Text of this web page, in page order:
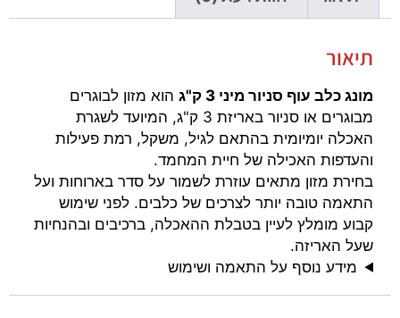
תיאור
מונג כלב עוף סניור מיני 3 ק"ג
הוא מזון לבוגרים
מבוגרים או סניור באריזת 3 ק"ג, המיועד לשגרת
האכלה יומיומית בהתאם לגיל, משקל, רמת פעילות
והעדפות האכילה של חיית המחמד.
בחירת מזון מתאים עוזרת לשמור על סדר בארוחות ועל
התאמה טובה יותר לצרכים של כלבים. לפני שימוש
קבוע מומלץ לעיין בטבלת ההאכלה, ברכיבים ובהנחיות
שעל האריזה.
מידע נוסף על התאמה ושימוש